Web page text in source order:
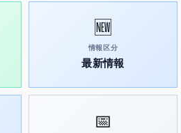
🆕
情報区分
最新情報
📅